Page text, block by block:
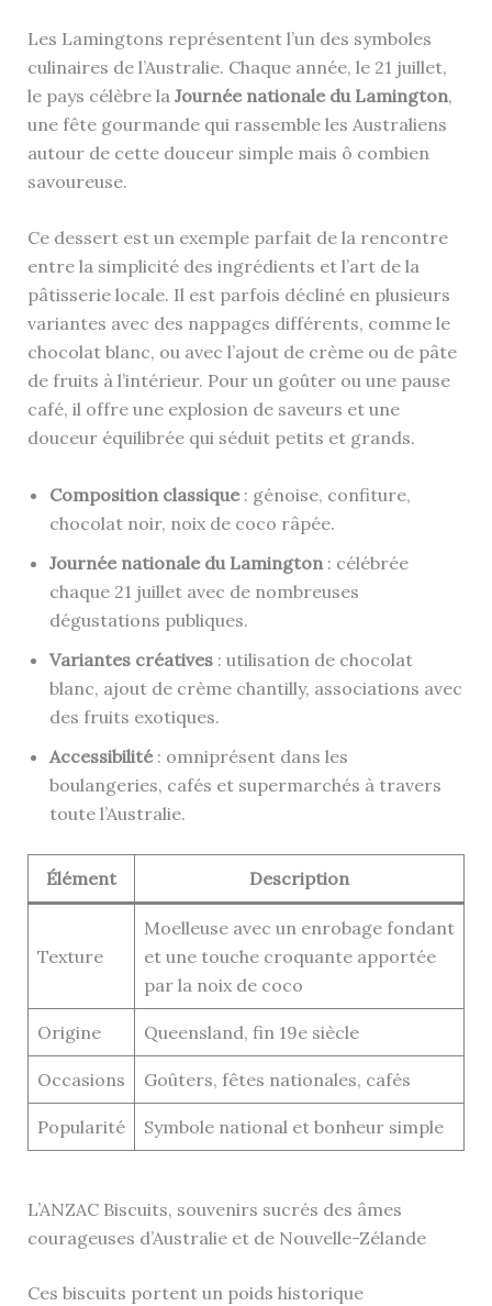
Les Lamingtons représentent l’un des symboles
culinaires de l’Australie. Chaque année, le 21 juillet,
le pays célèbre la Journée nationale du Lamington,
une fête gourmande qui rassemble les Australiens
autour de cette douceur simple mais ô combien
savoureuse.
Ce dessert est un exemple parfait de la rencontre
entre la simplicité des ingrédients et l’art de la
pâtisserie locale. Il est parfois décliné en plusieurs
variantes avec des nappages différents, comme le
chocolat blanc, ou avec l’ajout de crème ou de pâte
de fruits à l’intérieur. Pour un goûter ou une pause
café, il offre une explosion de saveurs et une
douceur équilibrée qui séduit petits et grands.
Composition classique: génoise, confiture,
chocolat noir, noix de coco râpée.
Journée nationale du Lamington: célébrée
chaque 21 juillet avec de nombreuses
dégustations publiques.
Variantes créatives: utilisation de chocolat
blanc, ajout de crème chantilly, associations avec
des fruits exotiques.
Accessibilité: omniprésent dans les
boulangeries, cafés et supermarchés à travers
toute l’Australie.
Élément Description
Texture
Moelleuse avec un enrobage fondant
et une touche croquante apportée
par la noix de coco
Origine Queensland, fin 19e siècle
Occasions Goûters, fêtes nationales, cafés
Popularité Symbole national et bonheur simple
L’ANZAC Biscuits, souvenirs sucrés des âmes
courageuses d’Australie et de Nouvelle-Zélande
Ces biscuits portent un poids historique